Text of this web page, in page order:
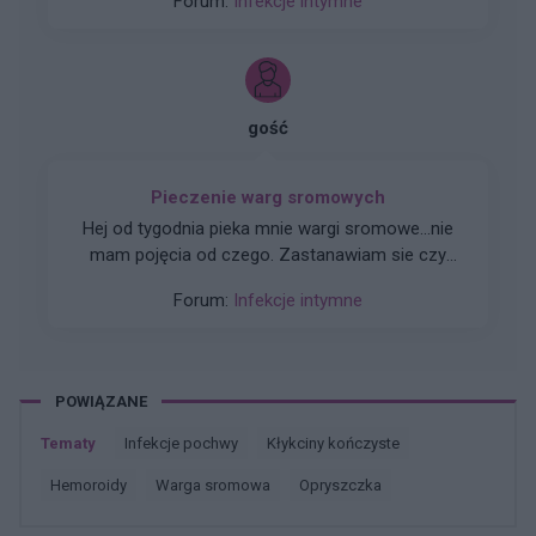
jakieś uczulenie, przesuszona skóra? Gino
20mg mam stosować przez 3 tygodnie.
gość
Pieczenie warg sromowych
Hej od tygodnia pieka mnie wargi sromowe...nie
mam pojęcia od czego. Zastanawiam sie czy
Forum: Infekcje intymne
POWIĄZANE
Tematy infekcje pochwy kłykciny kończyste
hemoroidy warga sromowa opryszczka